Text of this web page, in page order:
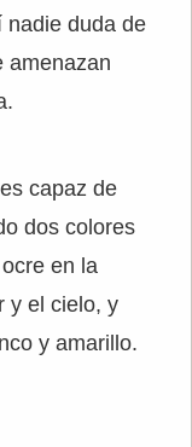
nadie duda de
amenazan
capaz de
dos colores
en la
y el cielo, y
y amarillo.